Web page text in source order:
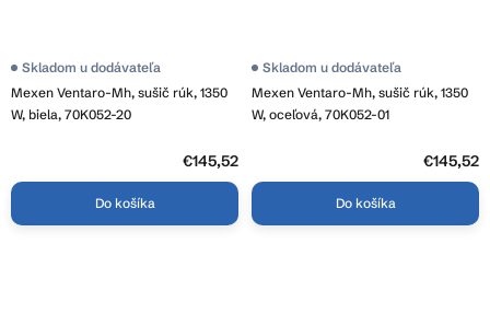
Mexen Ventaro-Mh, sušič rúk, 1350
W, biela, 70K052-20
Skladom u dodávateľa
€145,52
Do košíka
Mexen Ventaro-Mh, sušič rúk, 1350
W, oceľová, 70K052-01
Skladom u dodávateľa
€145,52
Do košíka